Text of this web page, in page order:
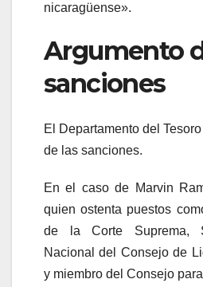
nicaragüense».
Argumento
sanciones
El Departamento del
de las sanciones.
En el caso de Marvin
quien ostenta puestos
de la Corte Suprema,
Nacional del Consejo de
y miembro del Consejo